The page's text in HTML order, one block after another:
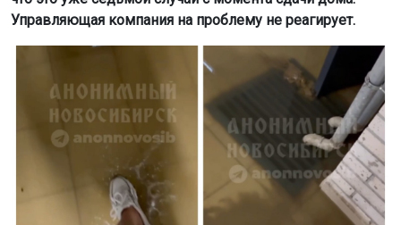
Управляющая компания на проблему не реагирует.